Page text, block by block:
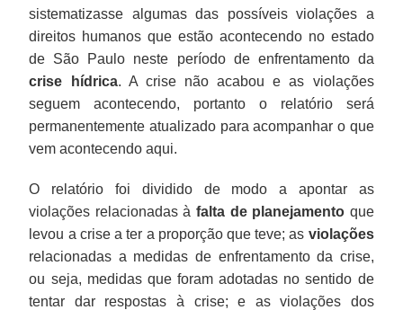
sistematizasse algumas das possíveis violações a
direitos humanos que estão acontecendo no estado
de São Paulo neste período de enfrentamento da
crise hídrica. A crise não acabou e as violações
seguem acontecendo, portanto o relatório será
permanentemente atualizado para acompanhar o que
vem acontecendo aqui.
O relatório foi dividido de modo a apontar as
violações relacionadas à falta de planejamento que
levou a crise a ter a proporção que teve; as violações
relacionadas a medidas de enfrentamento da crise,
ou seja, medidas que foram adotadas no sentido de
tentar dar respostas à crise; e as violações dos